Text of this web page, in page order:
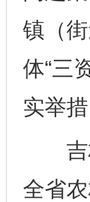
镇（
体“三
实举措
吉林
全省